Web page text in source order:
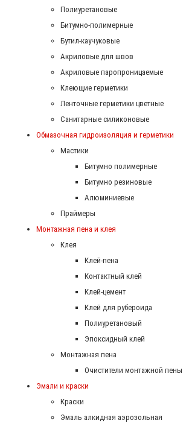
Полиуретановые
Битумно-полимерные
Бутил-каучуковые
Акриловые для швов
Акриловые паропроницаемые
Клеющие герметики
Ленточные герметики цветные
Санитарные силиконовые
Обмазочная гидроизоляция и герметики
Мастики
Битумно полимерные
Битумно резиновые
Алюминиевые
Праймеры
Монтажная пена и клея
Клея
Клей-пена
Контактный клей
Клей-цемент
Клей для рубероида
Полиуретановый
Эпоксидный клей
Монтажная пена
Очистители монтажной пены
Эмали и краски
Краски
Эмаль алкидная аэрозольная